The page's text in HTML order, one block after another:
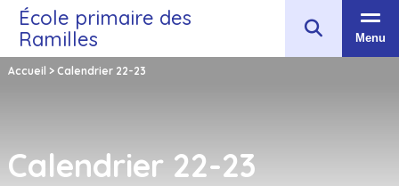
École primaire des
Ramilles
Menu
Accueil > Calendrier 22-23
Calendrier 22-23